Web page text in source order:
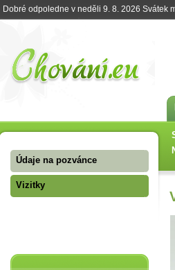
Dobré odpoledne v neděli 9. 8. 2026 Svátek
Údaje na pozvánce
Vizitky